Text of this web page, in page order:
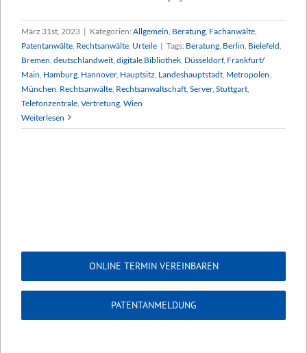
März 31st, 2023 | Kategorien: Allgemein Beratung Fachanwälte
Patentanwälte Rechtsanwälte Urteile | Tags: Beratung Berlin Bielefeld
Bremen deutschlandweit digitale Bibliothek Düsseldorf, Frankfurt/
Main Hamburg Hannover, Hauptsitz Landeshauptstadt Metropolen
München Rechtsanwälte Rechtsanwaltschaft Server, Stuttgart
Telefonzentrale Vertretung Wien
Weiterlesen
ONLINE TERMIN VEREINBAREN
PATENTANMELDUNG